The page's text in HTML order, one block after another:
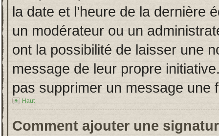
la date et l’heure de la dernière
un modérateur ou un
ont la possibilité de laisser une
message de leur propre
pas supprimer un message une
Haut
Comment ajouter une